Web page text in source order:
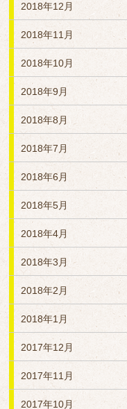
2018年12月
2018年11月
2018年10月
2018年9月
2018年8月
2018年7月
2018年6月
2018年5月
2018年4月
2018年3月
2018年2月
2018年1月
2017年12月
2017年11月
2017年10月